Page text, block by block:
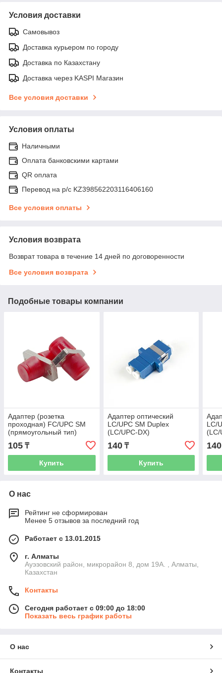
Условия доставки
Самовывоз
Доставка курьером по городу
Доставка по Казахстану
Доставка через KASPI Магазин
Все условия доставки
Условия оплаты
Наличными
Оплата банковскими картами
QR оплата
Перевод на р/с KZ398562203116406160
Все условия оплаты
Условия возврата
Возврат товара в течение 14 дней по договоренности
Все условия возврата
Подобные товары компании
Адаптер (розетка
проходная) FC/UPC SM
(прямоугольный тип)
105 ₸
Купить
Адаптер оптический
LC/UPC SM Duplex
(LC/UPC-DX)
140₸
Купить
LC/
(LC/
140
О нас
Рейтинг не сформирован
Менее 5 отзывов за последний год
Работает с 13.01.2015
г. Алматы
Ауэзовский район, микрорайон 8, дом 19А. , Алматы,
Казахстан
Контакты
Сегодня работает с 09:00 до 18:00
Показать весь график работы
О нас
Контакты